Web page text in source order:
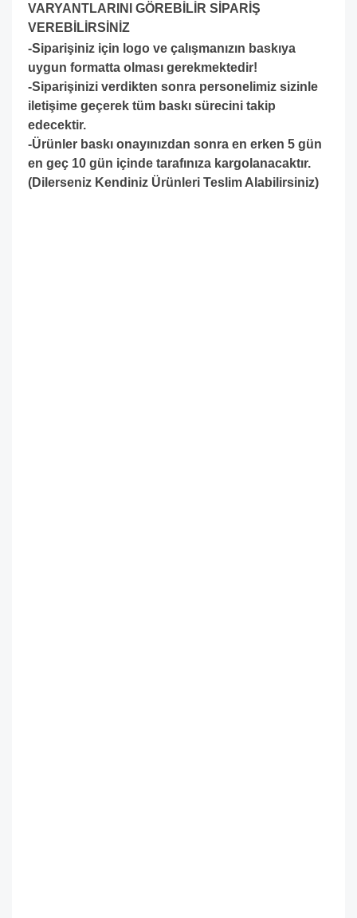
VARYANTLARINI GÖREBİLİR SİPARİŞ
VEREBİLİRSİNİZ
-Siparişiniz için logo ve çalışmanızın baskıya
uygun formatta olması gerekmektedir!
-Siparişinizi verdikten sonra personelimiz sizinle
iletişime geçerek tüm baskı sürecini takip
edecektir.
-Ürünler baskı onayınızdan sonra en erken 5 gün
en geç 10 gün içinde tarafınıza kargolanacaktır.
(Dilerseniz Kendiniz Ürünleri Teslim Alabilirsiniz)